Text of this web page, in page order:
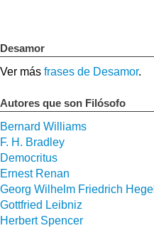
Desamor
Ver más frases de Desamor.
Autores que son Filósofo
Bernard Williams
F. H. Bradley
Democritus
Ernest Renan
Georg Wilhelm Friedrich Hegel
Gottfried Leibniz
Herbert Spencer